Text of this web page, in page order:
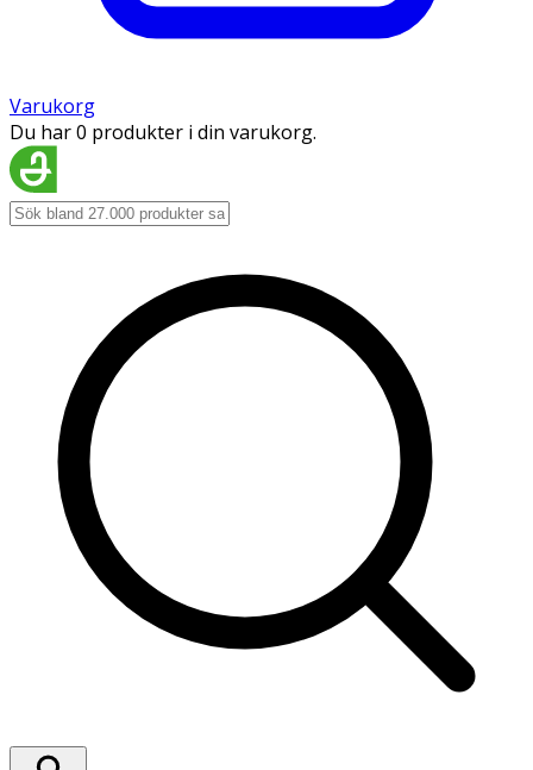
Varukorg
Du har 0 produkter i din varukorg.